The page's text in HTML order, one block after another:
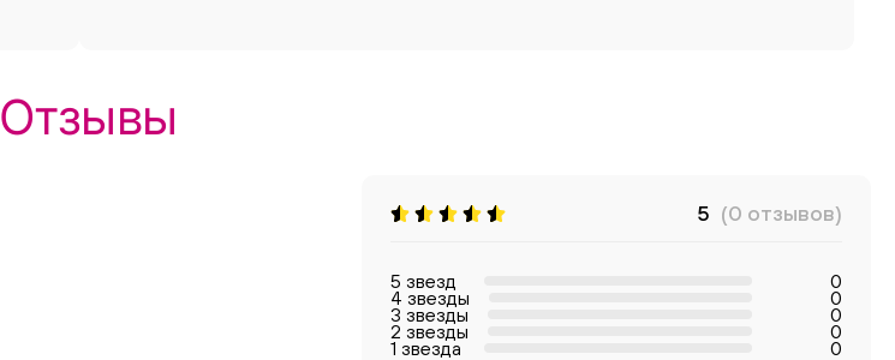
Отзывы
5 (0 отзывов)
5 звезд 0
4 звезды 0
3 звезды 0
2 звезды 0
1 звезда 0